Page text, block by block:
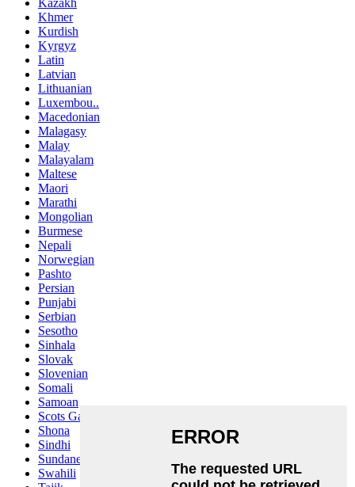
Khmer
Kurdish
Kyrgyz
Latin
Latvian
Lithuanian
Luxembou..
Macedonian
Malagasy
Malay
Malayalam
Maltese
Maori
Marathi
Mongolian
Burmese
Nepali
Norwegian
Pashto
Persian
Punjabi
Serbian
Sesotho
Sinhala
Slovak
Slovenian
Somali
Samoan
Scots Gaelic
Shona
Sindhi
Sundanese
Swahili